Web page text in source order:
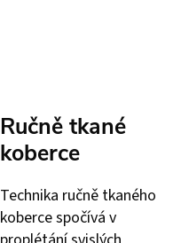
Ručně tkané
koberce
Technika ručně tkaného
koberce spočívá v